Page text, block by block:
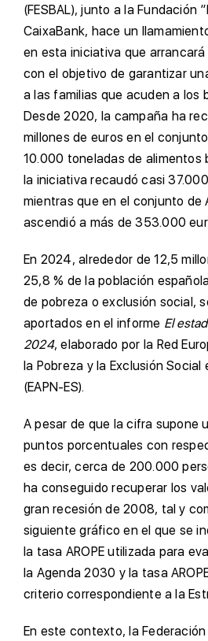
(FESBAL), junto a la Fundación
CaixaBank, hace un
en esta iniciativa que arrancará
con el objetivo de garantizar
a las familias que acuden a los
Desde 2020, la campaña ha
millones de euros en el
10.000 toneladas de alimentos
la iniciativa recaudó casi
mientras que en el conjunto de
ascendió a más de 353.000
En 2024, alrededor de 12,5
25,8 % de la población
de pobreza o exclusión social,
aportados en el informe El
2024, elaborado por la Red
la Pobreza y la Exclusión Social
(EAPN-ES).
A pesar de que la cifra supone
puntos porcentuales con
es decir, cerca de 200.000
ha conseguido recuperar los
gran recesión de 2008, tal y
siguiente gráfico en el que se
la tasa AROPE utilizada para
la Agenda 2030 y la tasa
criterio correspondiente a la
En este contexto, la